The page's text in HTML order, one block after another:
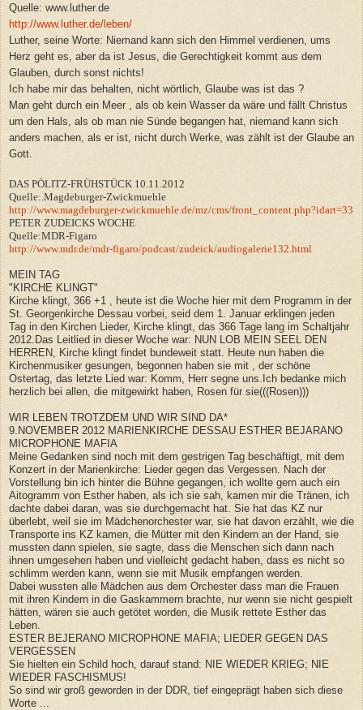
Quelle: www.luther.de
http://www.luther.de/leben/
Luther, seine Worte: Niemand kann sich den Himmel verdienen, ums
Herz geht es, aber da ist Jesus, die Gerechtigkeit kommt aus dem
Glauben, durch sonst nichts!
Ich habe mir das behalten, nicht wörtlich, Glaube was ist das ?
Man geht durch ein Meer , als ob kein Wasser da wäre und fällt Christus
um den Hals, als ob man nie Sünde begangen hat, niemand kann sich
anders machen, als er ist, nicht durch Werke, was zählt ist der Glaube an
Gott.
DAS PÖLITZ-FRÜHSTÜCK 10.11.2012
Quelle:.Magdeburger-Zwickmuehle
http://www.magdeburger-zwickmuehle.de/mz/cms/front_content.php?idart=33
PETER ZUDEICKS WOCHE
Quelle:MDR-Figaro
http://www.mdr.de/mdr-figaro/podcast/zudeick/audiogalerie132.html
MEIN TAG
"KIRCHE KLINGT"
Kirche klingt, 366 +1 , heute ist die Woche hier mit dem Programm in der
St. Georgenkirche Dessau vorbei, seid dem 1. Januar erklingen jeden
Tag in den Kirchen Lieder, Kirche klingt, das 366 Tage lang im Schaltjahr
2012.Das Leitlied in dieser Woche war: NUN LOB MEIN SEEL DEN
HERREN, Kirche klingt findet bundeweit statt. Heute nun haben die
Kirchenmusiker gesungen, begonnen haben sie mit , der schöne
Ostertag, das letzte Lied war: Komm, Herr segne uns.Ich bedanke mich
herzlich bei allen, die mitgewirkt haben, Rosen für sie(((Rosen)))
WIR LEBEN TROTZDEM UND WIR SIND DA*
9.NOVEMBER 2012 MARIENKIRCHE DESSAU ESTHER BEJARANO
MICROPHONE MAFIA
Meine Gedanken sind noch mit dem gestrigen Tag beschäftigt, mit dem
Konzert in der Marienkirche: Lieder gegen das Vergessen. Nach der
Vorstellung bin ich hinter die Bühne gegangen, ich wollte gern auch ein
Aitogramm von Esther haben, als ich sie sah, kamen mir die Tränen, ich
dachte dabei daran, was sie durchgemacht hat. Sie hat das KZ nur
überlebt, weil sie im Mädchenorchester war, sie hat davon erzählt, wie die
Transporte ins KZ kamen, die Mütter mit den Kindern an der Hand, sie
mussten dann spielen, sie sagte, dass die Menschen sich dann nach
ihnen umgesehen haben und vielleicht gedacht haben, dass es nicht so
schlimm werden kann, wenn sie mit Musik empfangen werden.
Dabei wussten alle Mädchen aus dem Orchester dass man die Frauen
mit ihren Kindern in die Gaskammern brachte, nur wenn sie nicht gespielt
hätten, wären sie auch getötet worden, die Musik rettete Esther das
Leben.
ESTER BEJERANO MICROPHONE MAFIA; LIEDER GEGEN DAS
VERGESSEN
Sie hielten ein Schild hoch, darauf stand: NIE WIEDER KRIEG; NIE
WIEDER FASCHISMUS!
So sind wir groß geworden in der DDR, tief eingeprägt haben sich diese
Worte ...